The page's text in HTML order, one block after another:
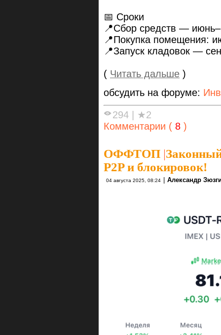
📅 Сроки
📍Сбор средств —
📍Покупка помещения:
📍Запуск кладовок —
( Читать дальше )
обсудить на форуме:
294
★2
Комментарии ( 8 )
ОФФТОП |
P2P и блокировок!
04 августа 2025, 08:24 Александр